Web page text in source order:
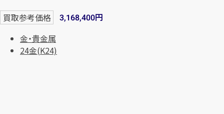
買取参考価格 3,168,400円
金・貴金属
24金(K24)